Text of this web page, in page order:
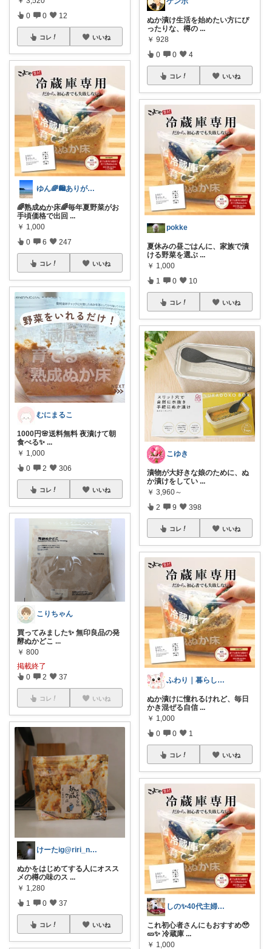
0 0 12
コレ いいね
ゆん🌈🛍️ありがとうございます🥹
🌈熟成ぬか床🌈毎年夏野菜がお
手頃価格で出回 ...
￥ 1,000
0 6 247
コレ いいね
むにまるこ
1000円🌸送料無料 夜漬けて朝
食べる✨ ...
￥ 1,000
0 2 306
コレ いいね
こりちゃん
買ってみました✨ 無印良品の発
酵ぬかどこ ...
￥ 800
掲載終了
0 2 37
コレ いいね
けーたig@riri_natural_
ぬかをはじめてする人にオスス
メの樽の味のス ...
￥ 1,280
1 0 37
コレ いいね
ぬか漬け生活を始めたい方にぴ
ったりな、樽の ...
￥ 928
0 0 4
コレ いいね
pokke
夏休みの昼ごはんに、家族で漬
ける野菜を選ぶ ...
￥ 1,000
1 0 10
コレ いいね
こゆき
漬物が大好きな娘のために、ぬ
か漬けをしてい ...
￥ 3,960～
2 9 398
コレ いいね
ふわり｜暮らしの負担をかるくする日用品
ぬか漬けに憧れるけれど、毎日
かき混ぜる自信 ...
￥ 1,000
0 0 1
コレ いいね
しの✨40代主婦の好きなもの
これ初心者さんにもおすすめ🥹
🥒✨ 冷蔵庫 ...
￥ 1,000